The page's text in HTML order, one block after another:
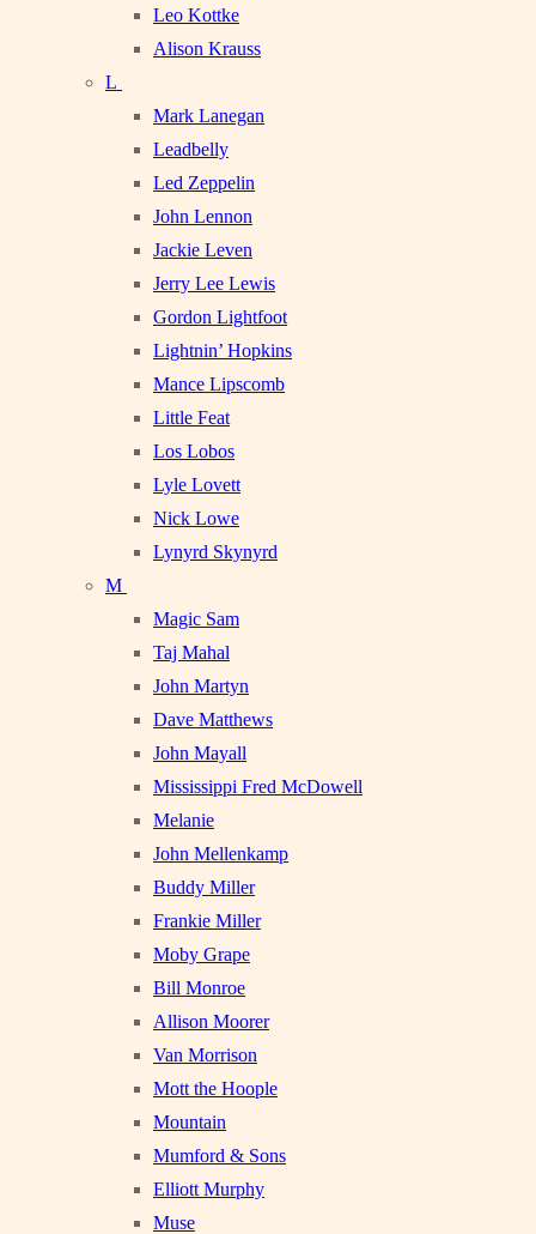
Leo Kottke
Alison Krauss
L
Mark Lanegan
Leadbelly
Led Zeppelin
John Lennon
Jackie Leven
Jerry Lee Lewis
Gordon Lightfoot
Lightnin’ Hopkins
Mance Lipscomb
Little Feat
Los Lobos
Lyle Lovett
Nick Lowe
Lynyrd Skynyrd
M
Magic Sam
Taj Mahal
John Martyn
Dave Matthews
John Mayall
Mississippi Fred McDowell
Melanie
John Mellenkamp
Buddy Miller
Frankie Miller
Moby Grape
Bill Monroe
Allison Moorer
Van Morrison
Mott the Hoople
Mountain
Mumford & Sons
Elliott Murphy
Muse